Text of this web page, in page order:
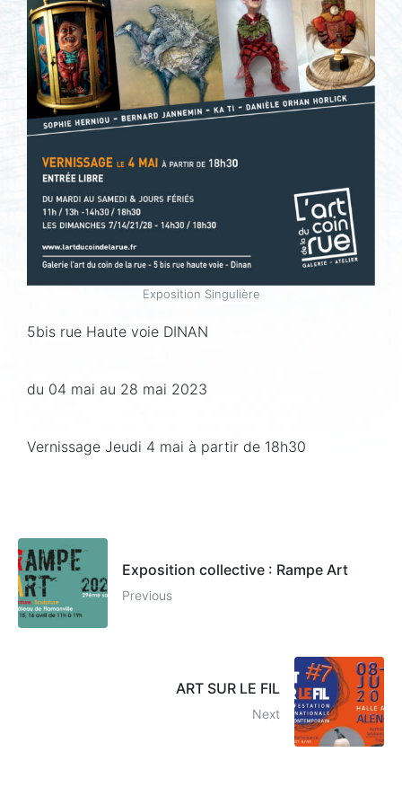
Exposition Singulière
5bis rue Haute voie DINAN
du 04 mai au 28 mai 2023
Vernissage Jeudi 4 mai à partir de 18h30
Exposition collective : Rampe Art
Previous
ART SUR LE FIL
Next